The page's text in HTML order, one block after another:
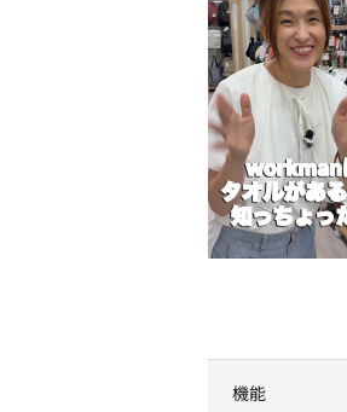
機能